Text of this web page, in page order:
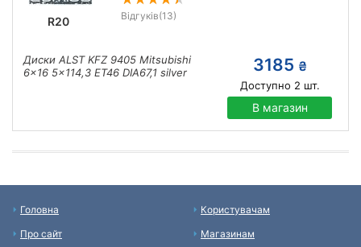
R20 Відгуків(13)
Диски ALST KFZ 9405 Mitsubishi
6x16 5x114,3 ET46 DIA67,1 silver
3185 ₴
Доступно 2 шт.
В магазин
Головна
Про сайт
Користувачам
Магазинам